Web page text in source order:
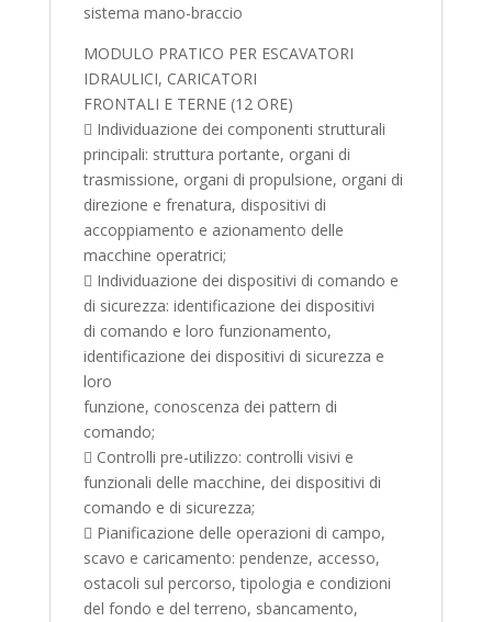
sistema mano-braccio
MODULO PRATICO PER ESCAVATORI
IDRAULICI, CARICATORI
FRONTALI E TERNE (12 ORE)
 Individuazione dei componenti strutturali
principali: struttura portante, organi di
trasmissione, organi di propulsione, organi di
direzione e frenatura, dispositivi di
accoppiamento e azionamento delle
macchine operatrici;
 Individuazione dei dispositivi di comando e
di sicurezza: identificazione dei dispositivi
di comando e loro funzionamento,
identificazione dei dispositivi di sicurezza e
loro
funzione, conoscenza dei pattern di
comando;
 Controlli pre-utilizzo: controlli visivi e
funzionali delle macchine, dei dispositivi di
comando e di sicurezza;
 Pianificazione delle operazioni di campo,
scavo e caricamento: pendenze, accesso,
ostacoli sul percorso, tipologia e condizioni
del fondo e del terreno, sbancamento,